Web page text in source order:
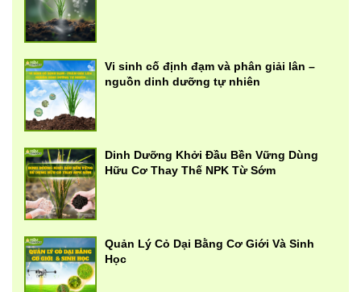
Vi sinh cố định đạm và phân giải lân –
nguồn dinh dưỡng tự nhiên
Dinh Dưỡng Khởi Đầu Bền Vững Dùng
Hữu Cơ Thay Thế NPK Từ Sớm
Quản Lý Cỏ Dại Bằng Cơ Giới Và Sinh
Học